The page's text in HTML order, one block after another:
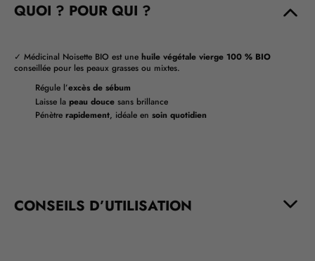
QUOI ? POUR QUI ?
✓ Médicinal Noisette BIO est une huile végétale vierge 100 % BIO
conseillée pour les peaux grasses ou mixtes.
Régule l’excès de sébum
Laisse la peau douce sans brillance
Pénètre rapidement, idéale en soin quotidien
CONSEILS D’UTILISATION